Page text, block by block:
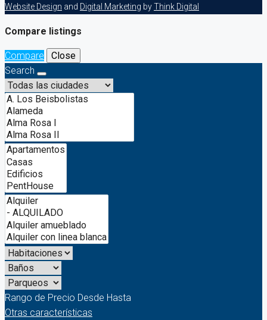
Website Design and Digital Marketing byThink Digital
Compare listings
Compare
Close
Search
Rango de Precio Desde Hasta
Otras características